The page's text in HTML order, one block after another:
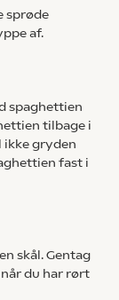
sprøde
af.
spaghettien
tilbage i
ikke gryden
fast i
skål. Gentag
du har rørt